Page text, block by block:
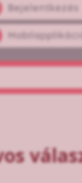
Bejelentkezés
Mobilapplikáció